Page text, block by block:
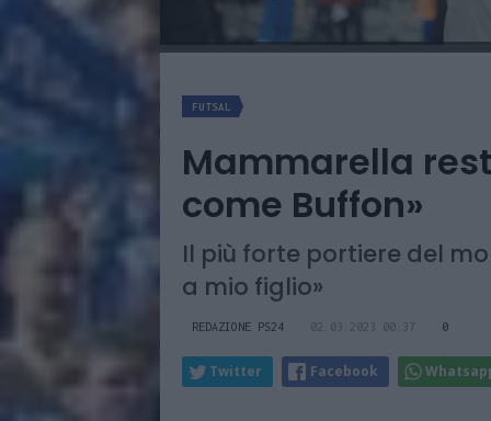
FUTSAL
Mammarella
come Buffon»
Il più forte portiere del
a mio figlio»
REDAZIONE PS24 02.03.2023 00:37 0
Twitter Facebook